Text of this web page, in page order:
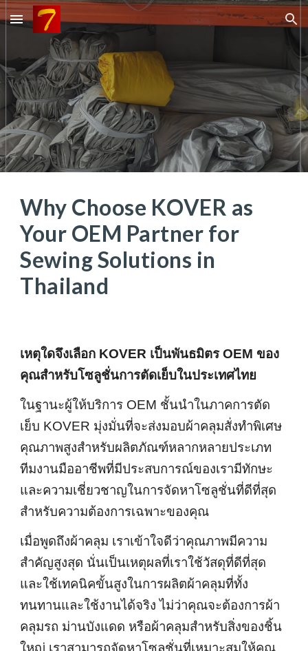
Skip to main content Skip to navigation
Why Choose KOVER as
Your OEM Partner for
Sewing Solutions in
Thailand
เหตุใดจึงเลือก KOVER เป็นพันธมิตร OEM ของ
คุณสำหรับโซลูชั่นการตัดเย็บในประเทศไทย
ในฐานะผู้ให้บริการ OEM ชั้นนำในภาคการตัด
เย็บ KOVER มุ่งมั่นที่จะส่งมอบผ้าคลุมสั่งทำพิเศษ
คุณภาพสูงสำหรับผลิตภัณฑ์หลากหลายประเภท
ทีมงานมืออาชีพที่มีประสบการณ์ของเรามีทักษะ
และความเชี่ยวชาญในการจัดหาโซลูชั่นที่ดีที่สุด
สำหรับความต้องการเฉพาะของคุณ
เมื่อพูดถึงผ้าคลุม เราเข้าใจดีว่าคุณภาพมีความ
สำคัญสูงสุด นั่นเป็นเหตุผลที่เราใช้วัสดุที่ดีที่สุด
และใช้เทคนิคขั้นสูงในการผลิตผ้าคลุมที่ทั้ง
ทนทานและใช้งานได้จริง ไม่ว่าคุณจะต้องการผ้า
คลุมรถ ม่านบังแดด หรือผ้าคลุมสำหรับสิ่งของชิ้น
ใหญ่ เราสามารถจัดหาโซลูชั่นที่เหมาะสมให้คุณ